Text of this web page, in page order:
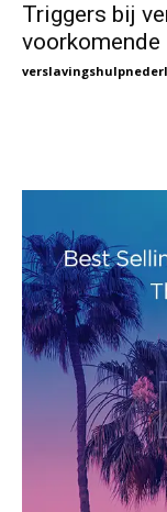
Triggers bij
voorkomende